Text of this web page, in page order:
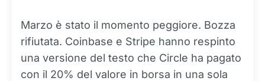
Marzo è stato il momento peggiore. Bozza
rifiutata. Coinbase e Stripe hanno respinto
una versione del testo che Circle ha pagato
con il 20% del valore in borsa in una sola